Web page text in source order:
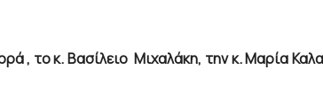
, το κ. Βασίλειο Μιχαλάκη, την κ. Μαρία